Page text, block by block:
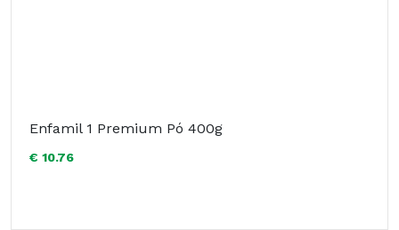
Enfamil 1 Premium Pó 400g
€ 10.76